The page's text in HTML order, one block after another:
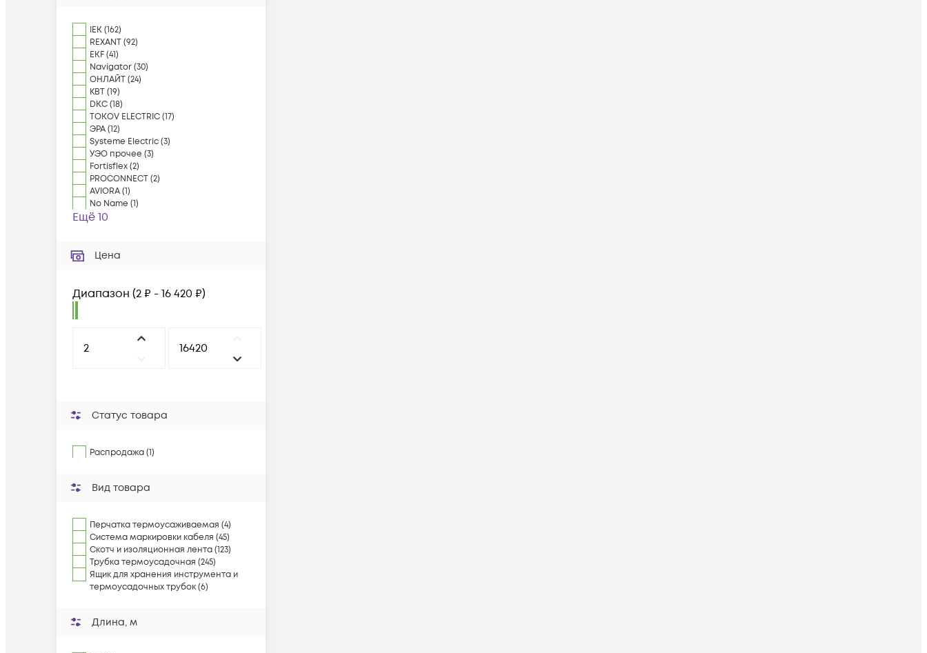
IEK(162)
REXANT(92)
EKF(41)
Navigator(30)
ОНЛАЙТ(24)
КВТ(19)
DKC(18)
TOKOV ELECTRIC(17)
ЭРА(12)
Systeme Electric(3)
УЭО прочее (3)
Fortisflex(2)
PROCONNECT(2)
AVIORA(1)
No Name (1)
Ещё 10
Цена
Диапазон (2 ₽ - 16 420 ₽)
Статус товара
Распродажа (1)
Вид товара
Перчатка термоусаживаемая (4)
Система маркировки кабеля (45)
Скотч и изоляционная лента (123)
Трубка термоусадочная (245)
Ящик для хранения инструмента и
термоусадочных трубок (6)
Длина, м